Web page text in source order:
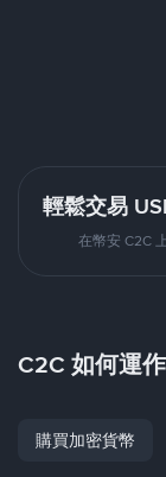
輕鬆交易
在幣安 C2C
C2C 如何運作
購買加密貨幣